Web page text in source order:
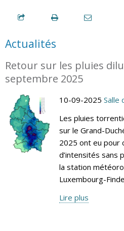
Actualités
Retour sur les pluies
septembre 2025
10-09-2025 Salle
Les pluies
sur le Grand-
2025 ont eu pour
d’intensités sans
la station
Luxembourg-
Lire plus